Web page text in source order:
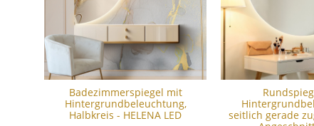
Badezimmerspiegel mit
Hintergrundbeleuchtung,
Halbkreis - HELENA LED
seitlich gerade